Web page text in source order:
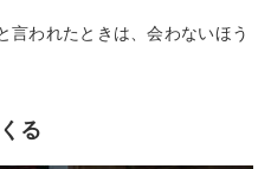
言われたときは、会わないほう
る